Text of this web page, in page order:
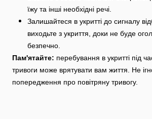
їжу та інші необхідні речі.
Залишайтеся в укритті до сигналу
виходьте з укриття, доки не буде
безпечно.
Пам'ятайте: перебування в укритті під
тривоги може врятувати вам життя. Не
попередження про повітряну тривогу.